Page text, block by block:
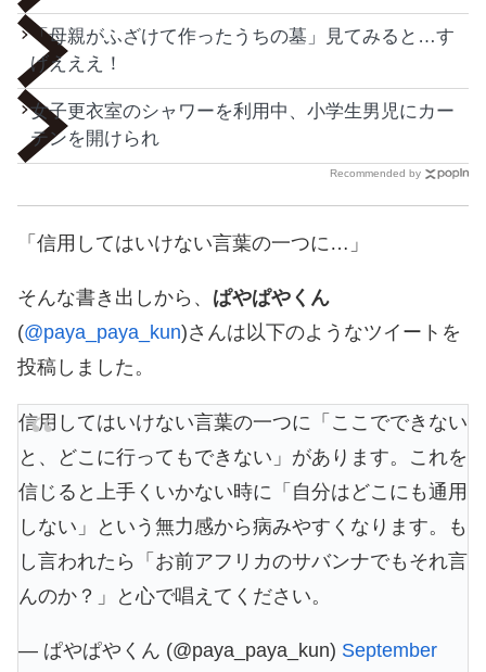
「母親がふざけて作ったうちの墓」見てみると…す
げえええ！
女子更衣室のシャワーを利用中、小学生男児にカー
テンを開けられ
Recommended by
「信用してはいけない言葉の一つに…」
そんな書き出しから、 ぱやぱやくん
(@paya_paya_kun)さんは以下のようなツイートを
投稿しました。
信用してはいけない言葉の一つに「ここでできない
と、どこに行ってもできない」があります。これを
信じると上手くいかない時に「自分はどこにも通用
しない」という無力感から病みやすくなります。も
し言われたら「お前アフリカのサバンナでもそれ言
んのか？」と心で唱えてください。
— ぱやぱやくん (@paya_paya_kun) September